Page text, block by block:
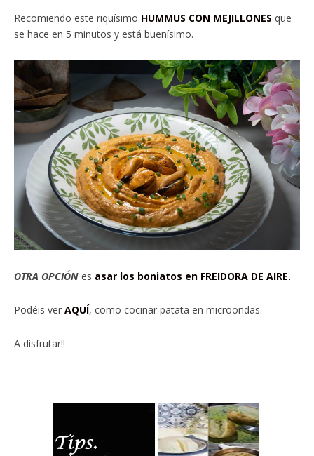
Recomiendo este riquísimo HUMMUS CON MEJILLONES que
se hace en 5 minutos y está buenísimo.
OTRA OPCIÓN es asar los boniatos en FREIDORA DE AIRE.
Podéis ver AQUÍ, como cocinar patata en microondas.
A disfrutar!!